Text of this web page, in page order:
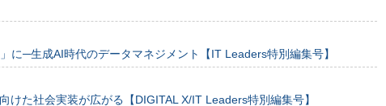
に─生成AI時代のデータマネジメント【IT Leaders特別編集号】
けた社会実装が広がる【DIGITAL X/IT Leaders特別編集号】